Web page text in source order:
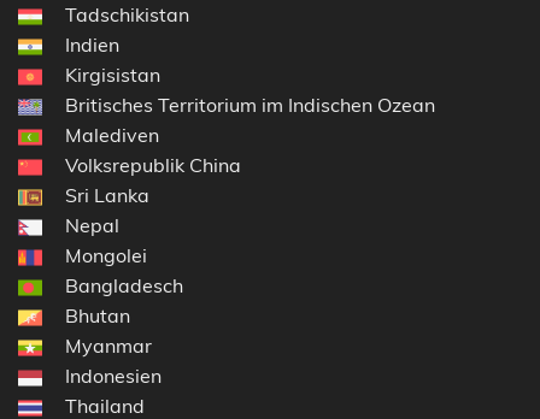
Tadschikistan
Indien
Kirgisistan
Britisches Territorium im Indischen Ozean
Malediven
Volksrepublik China
Sri Lanka
Nepal
Mongolei
Bangladesch
Bhutan
Myanmar
Indonesien
Thailand